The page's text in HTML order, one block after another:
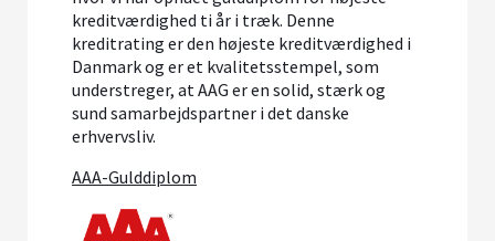
kreditværdighed ti år i træk. Denne
kreditrating er den højeste kreditværdighed i
Danmark og er et kvalitetsstempel, som
understreger, at AAG er en solid, stærk og
sund samarbejdspartner i det danske
erhvervsliv.
AAA-Gulddiplom